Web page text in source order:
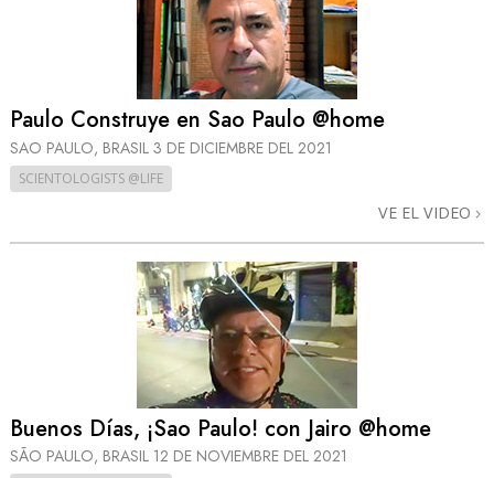
Paulo Construye en Sao Paulo @home
SAO PAULO, BRASIL 3 DE DICIEMBRE DEL 2021
SCIENTOLOGISTS @LIFE
VE EL VIDEO
Buenos Días, ¡Sao Paulo! con Jairo @home
SÃO PAULO, BRASIL 12 DE NOVIEMBRE DEL 2021